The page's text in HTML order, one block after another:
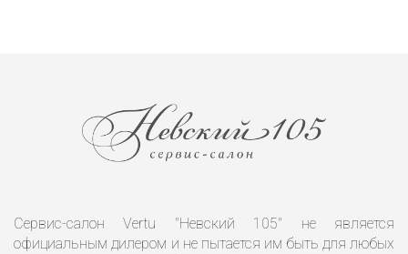
Сервис-салон Vertu "Невский 105" не является
официальным дилером и не пытается им быть для любых